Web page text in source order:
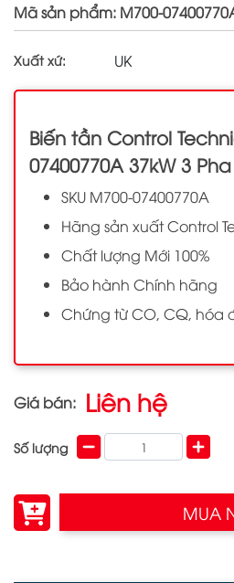
Mã sản phẩm: M700-
Xuất xứ: UK
Biến tần Control
07400770A 37kW 3
SKU M700-07400770A
Hãng sản xuất Control
Chất lượng Mới 100%
Bảo hành Chính hãng
Chứng từ CO, CQ, hóa
Giá bán: Liên hệ
Số lượng
MUA